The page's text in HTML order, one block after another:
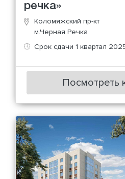
речка»
Коломяжский пр-кт
м.Черная Речка
Срок сдачи 1 квартал
Посмотреть